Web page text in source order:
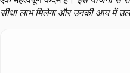
सीधा लाभ मिलेगा और उनकी आय में